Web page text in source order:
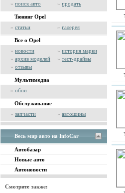
» поиск авто » продать
Тюнинг Opel
» статьи » галерея
Все о Opel
» новости » история марки
» архив моделей » тест-драйвы
» отзывы
Мультимедиа
» обои
Обслуживание
» запчасти » автошины
Весь мир авто на InfoCar
Автобазар
Новые авто
Автоновости
Смотрите также: